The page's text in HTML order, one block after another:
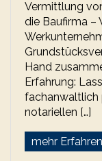
Vermittlung
die Baufirma –
Hand
Erfahrung:
fachanwaltlich
notariellen […]
mehr Erfahren